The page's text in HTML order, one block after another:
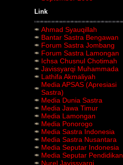
Link
Ahmad Syauqillah
Bantar Sastra Bengawan
Forum Sastra Jombang
Forum Sastra Lamongan
Ichsa Chusnul Chotimah
Javissyarqi Muhammada
Lathifa Akmaliyah
Media APSAS (Apresiasi
Sastra)
Media Dunia Sastra
Media Jawa Timur
Media Lamongan
Media Ponorogo
Media Sastra Indonesia
Media Sastra Nusantara
Media Seputar Indonesia
Media Seputar Pendidikan
Nurel Javissyarqi